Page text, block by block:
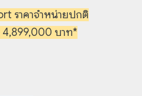
ราคาจำหน่ายปกติ
4,899,000 บาท*